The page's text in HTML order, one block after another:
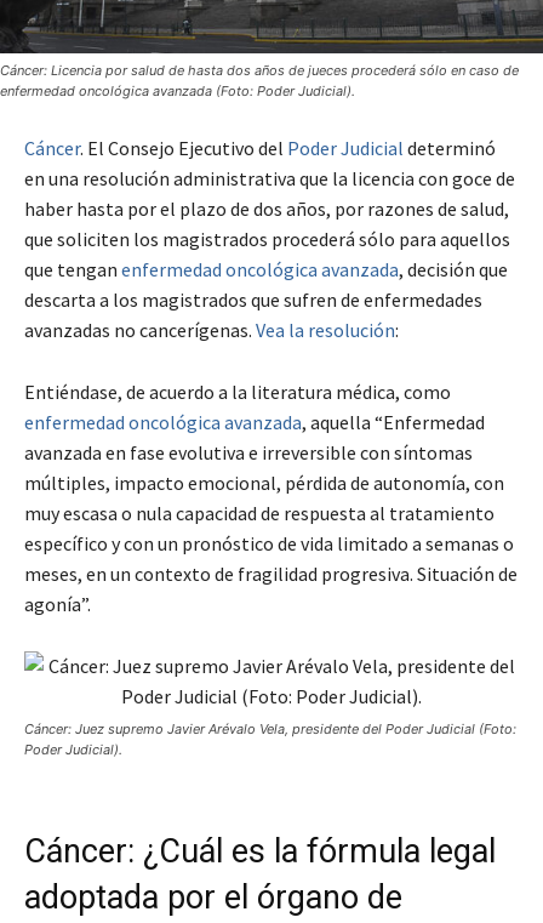
Cáncer: Licencia por salud de hasta dos años de jueces procederá sólo en caso de
enfermedad oncológica avanzada (Foto: Poder Judicial).
Cáncer. El Consejo Ejecutivo del Poder Judicial determinó
en una resolución administrativa que la licencia con goce de
haber hasta por el plazo de dos años, por razones de salud,
que soliciten los magistrados procederá sólo para aquellos
que tengan enfermedad oncológica avanzada, decisión que
descarta a los magistrados que sufren de enfermedades
avanzadas no cancerígenas. Vea la resolución:
Entiéndase, de acuerdo a la literatura médica, como
enfermedad oncológica avanzada, aquella “Enfermedad
avanzada en fase evolutiva e irreversible con síntomas
múltiples, impacto emocional, pérdida de autonomía, con
muy escasa o nula capacidad de respuesta al tratamiento
específico y con un pronóstico de vida limitado a semanas o
meses, en un contexto de fragilidad progresiva. Situación de
agonía”.
Cáncer: Juez supremo Javier Arévalo Vela, presidente del Poder Judicial (Foto:
Poder Judicial).
Cáncer: ¿Cuál es la fórmula legal
adoptada por el órgano de